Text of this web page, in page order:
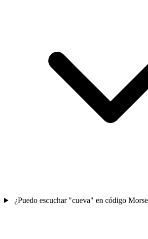
¿Puedo escuchar "cueva" en código